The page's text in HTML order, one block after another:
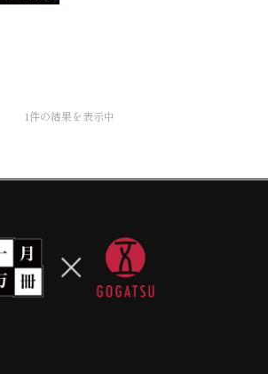
1件の結果を表示中